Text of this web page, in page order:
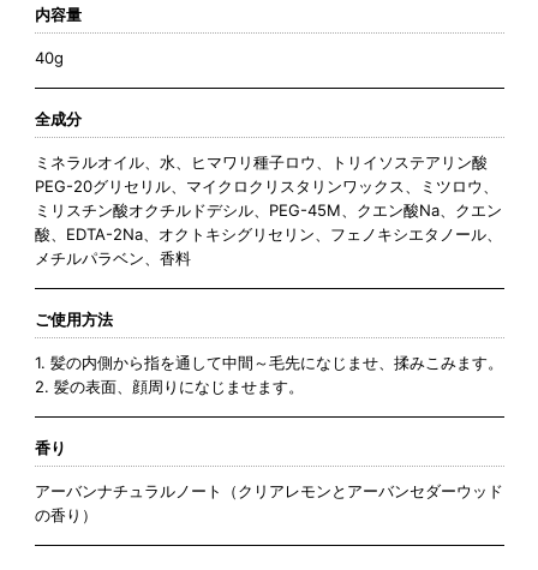
内容量
40g
全成分
ミネラルオイル、水、ヒマワリ種子ロウ、トリイソステアリン酸
PEG-20グリセリル、マイクロクリスタリンワックス、ミツロウ、
ミリスチン酸オクチルドデシル、PEG-45M、クエン酸Na、クエン
酸、EDTA-2Na、オクトキシグリセリン、フェノキシエタノール、
メチルパラベン、香料
ご使用方法
1. 髪の内側から指を通して中間～毛先になじませ、揉みこみます。
2. 髪の表面、顔周りになじませます。
香り
アーバンナチュラルノート（クリアレモンとアーバンセダーウッド
の香り）